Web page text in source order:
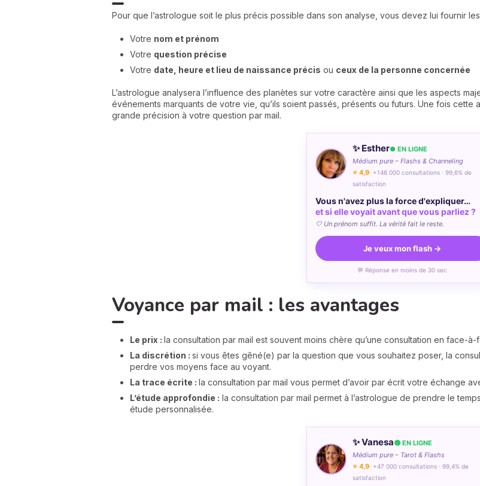
Pour que l’astrologue soit le plus précis possible dans son analyse, vous devez lui fournir
Votre nom et prénom
Votre question précise
Votre date, heure et lieu de naissance précis ou ceux de la personne concernée
L’astrologue analysera l’influence des planètes sur votre caractère ainsi que les aspects
événements marquants de votre vie, qu’ils soient passés, présents ou futurs. Une fois
grande précision à votre question par mail.
✨ Esther● EN LIGNE
Médium pure – Flashs & Channeling
⭐ 4,9· +146 000 consultations · 99,6% de
satisfaction
Vous n'avez plus la force d'expliquer…
et si elle voyait avant que vous parliez ?
🤍 Un prénom suffit. La vérité fait le reste.
Je veux mon flash →
💬 Réponse en moins de 30 sec
Voyance par mail : les avantages
Le prix : la consultation par mail est souvent moins chère qu’une consultation en face-à-
La discrétion : si vous êtes gêné(e) par la question que vous souhaitez poser, la
perdre vos moyens face au voyant.
La trace écrite : la consultation par mail vous permet d’avoir par écrit votre échange
L’étude approfondie : la consultation par mail permet à l’astrologue de prendre le
étude personnalisée.
✨ Vanesa🟢 EN LIGNE
Médium pure – Tarot & Flashs
⭐ 4,9· +47 000 consultations · 99,4% de
satisfaction